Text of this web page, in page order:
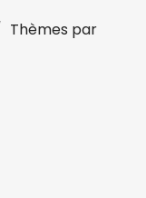
Thèmes par